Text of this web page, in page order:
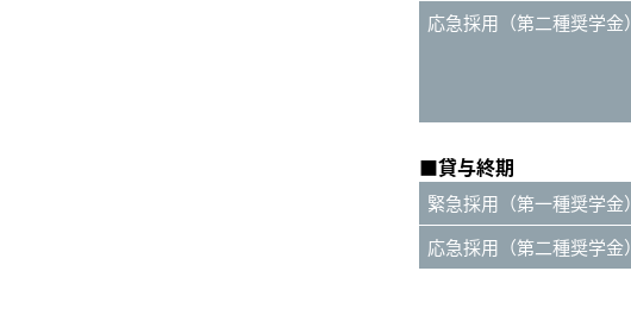
応急採用（第二種奨学金）
■貸与終期
緊急採用（第一種奨学金）
応急採用（第二種奨学金）